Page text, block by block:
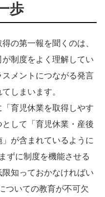
歩
の第一報を聞くのは、
制度をよく理解してい
メントにつながる発言
しまいます。
育児休業を取得しやす
して「育児休業・産後
が含まれているように
ずに制度を機能させる
知っておかなければい
ついての教育が不可欠